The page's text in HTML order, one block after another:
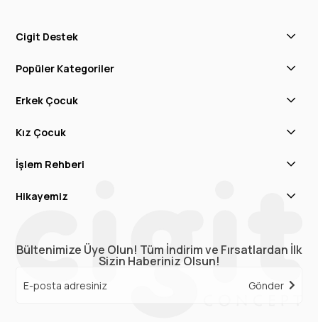
Cigit Destek
Popüler Kategoriler
Erkek Çocuk
Kız Çocuk
İşlem Rehberi
Hikayemiz
Bültenimize Üye Olun! Tüm İndirim ve Fırsatlardan İlk
Sizin Haberiniz Olsun!
Gönder